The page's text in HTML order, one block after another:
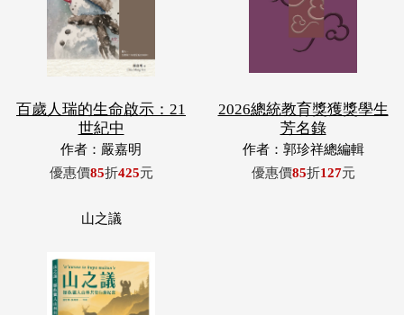
百歲人瑞的生命啟示：21
世紀中
作者：嚴嘉明
優惠價85折425元
2026總統教育獎獲獎學生
芳名錄
作者：郭珍祥總編輯
優惠價85折127元
山之議